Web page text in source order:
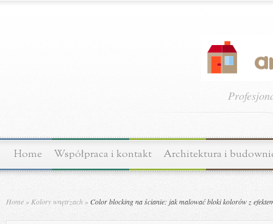
Home Współpraca i kontakt Architektura i
Home » Kolory wnętrzach »Color blocking na ścianie: jak malować bloki kolorów z